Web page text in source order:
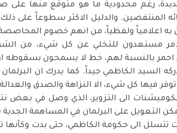
رغم محدودية ما هو متوقع منها على
المنتفضين. والدليل الاكثر سطوعاً على
اعلامياً ولفظياً، من انهم خصوم
مستعدون للتخلي عن كل شيء، من الشرف
بالنسبة لهم، خط لا يسمحون بسقوطه او
السيد الكاظمي جيداً. كما يدرك ان
فيها كل شيء، الا النزاهة والصدق
الى التزوير، الذي وصل في بعض نتائج
التعويل على البرلمان في المساهمة
تتسلل الى حكومة الكاظمي، حتى بدت